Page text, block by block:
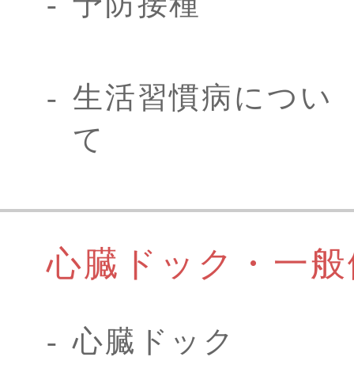
生活習慣病につい
て
心臓ドック・一
心臓ドック